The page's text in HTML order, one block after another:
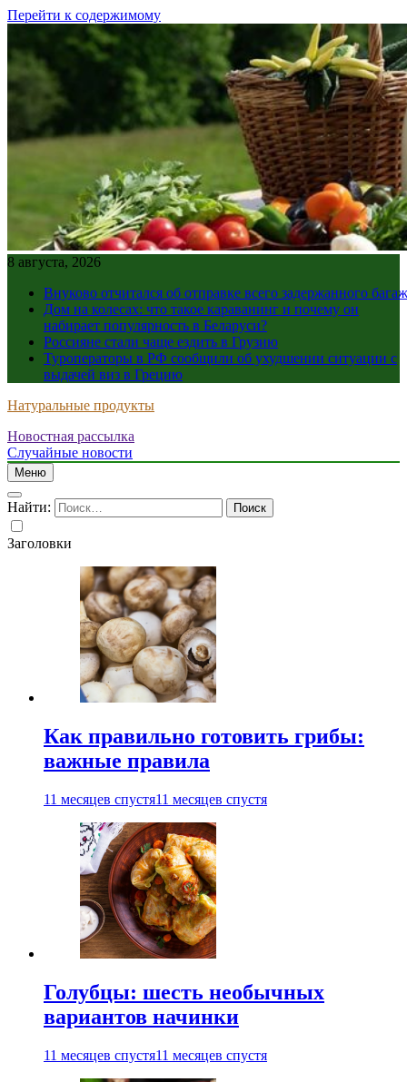
Перейти к содержимому
8 августа, 2026
Внуково отчитался об отправке всего задержанного
Дом на колесах: что такое караванинг и почему он
набирает популярность в Беларуси?
Россияне стали чаще ездить в Грузию
Туроператоры в РФ сообщили об ухудшении ситуации с
выдачей виз в Грецию
Натуральные продукты
Новостная рассылка
Случайные новости
Меню
Найти:
Заголовки
Как правильно готовить грибы:
важные правила
11 месяцев спустя11 месяцев спустя
Голубцы: шесть необычных
вариантов начинки
11 месяцев спустя11 месяцев спустя